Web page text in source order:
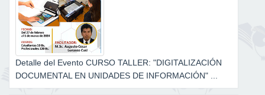
Detalle del Evento CURSO TALLER: "DIGITALIZACIÓN
DOCUMENTAL EN UNIDADES DE INFORMACIÓN" ...